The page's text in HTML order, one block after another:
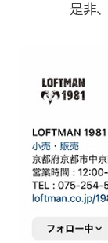
是非